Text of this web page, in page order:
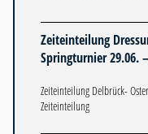
Zeiteinteilung
Springturnier 29.06.
Zeiteinteilung Delbrück-
Zeiteinteilung